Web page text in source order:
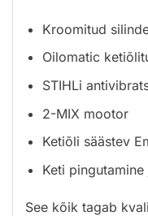
Kroomitud
Oilomatic
STIHLi
2-MIX mootor
Ketiõli säästev
Keti
See kõik tagab